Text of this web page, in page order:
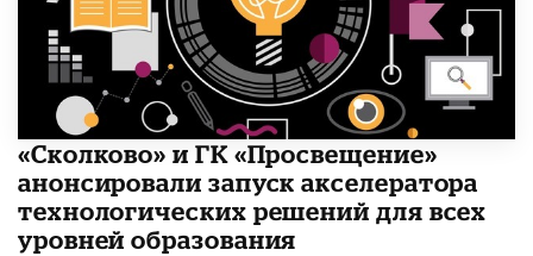
«Сколково» и ГК «Просвещение»
анонсировали запуск акселератора
технологических решений для всех
уровней образования